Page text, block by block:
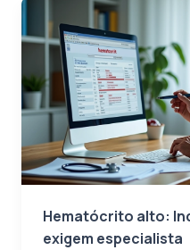
Hematócrito alto:
exigem especialista